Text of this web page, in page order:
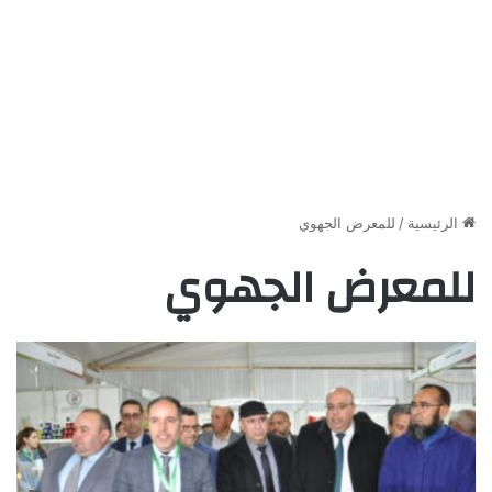
الرئيسية / للمعرض الجهوي
للمعرض الجهوي